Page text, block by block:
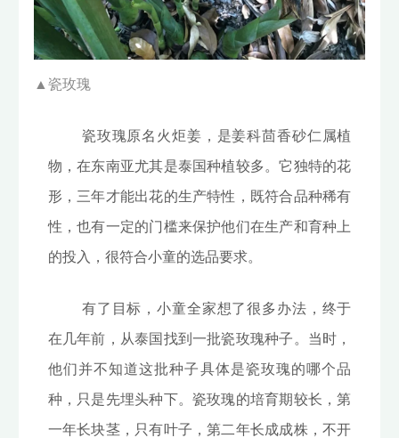
▲ 瓷玫瑰
瓷玫瑰原名火炬姜，是姜科茴香砂仁属植
物，在东南亚尤其是泰国种植较多。它独特的花
形，三年才能出花的生产特性，既符合品种稀有
性，也有一定的门槛来保护他们在生产和育种上
的投入，很符合小童的选品要求。
有了目标，小童全家想了很多办法，终于
在几年前，从泰国找到一批瓷玫瑰种子。当时，
他们并不知道这批种子具体是瓷玫瑰的哪个品
种，只是先埋头种下。瓷玫瑰的培育期较长，第
一年长块茎，只有叶子，第二年长成成株，不开